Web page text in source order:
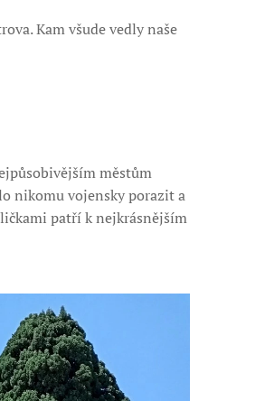
Kam všude vedly naše
městům
nikomu vojensky porazit a
patří k nejkrásnějším